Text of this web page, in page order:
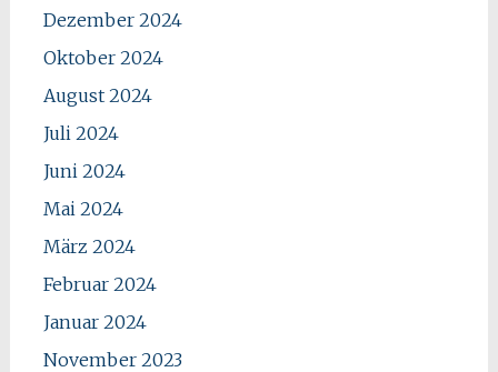
Dezember 2024
Oktober 2024
August 2024
Juli 2024
Juni 2024
Mai 2024
März 2024
Februar 2024
Januar 2024
November 2023